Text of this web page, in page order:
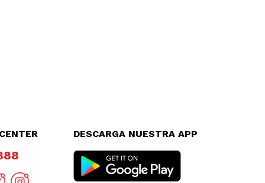
DESCARGA NUESTRA APP